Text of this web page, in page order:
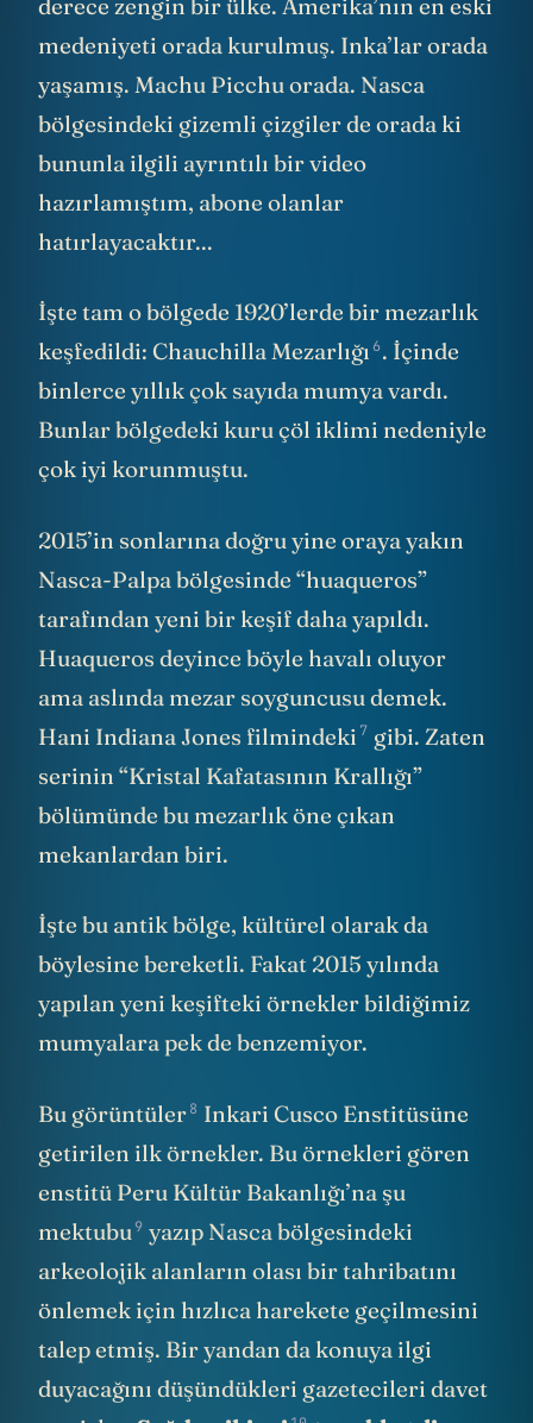
medeniyeti orada kurulmuş. Inka’lar orada
yaşamış. Machu Picchu orada. Nasca
bölgesindeki gizemli çizgiler de orada ki
bununla ilgili ayrıntılı bir video
hazırlamıştım, abone olanlar
hatırlayacaktır...
İşte tam o bölgede 1920’lerde bir mezarlık
keşfedildi: Chauchilla Mezarlığı6. İçinde
binlerce yıllık çok sayıda mumya vardı.
Bunlar bölgedeki kuru çöl iklimi nedeniyle
çok iyi korunmuştu.
2015’in sonlarına doğru yine oraya yakın
Nasca-Palpa bölgesinde “huaqueros”
tarafından yeni bir keşif daha yapıldı.
Huaqueros deyince böyle havalı oluyor
ama aslında mezar soyguncusu demek.
Hani Indiana Jones filmindeki 7 gibi. Zaten
serinin “Kristal Kafatasının Krallığı”
bölümünde bu mezarlık öne çıkan
mekanlardan biri.
İşte bu antik bölge, kültürel olarak da
böylesine bereketli. Fakat 2015 yılında
yapılan yeni keşifteki örnekler bildiğimiz
mumyalara pek de benzemiyor.
Bu görüntüler8 Inkari Cusco Enstitüsüne
getirilen ilk örnekler. Bu örnekleri gören
enstitü Peru Kültür Bakanlığı’na şu
mektubu9 yazıp Nasca bölgesindeki
arkeolojik alanların olası bir tahribatını
önlemek için hızlıca harekete geçilmesini
talep etmiş. Bir yandan da konuya ilgi
duyacağını düşündükleri gazetecileri davet